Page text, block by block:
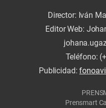
Director: Iván
Editor Web:
Teléfono:
Publicidad:
Prensmart